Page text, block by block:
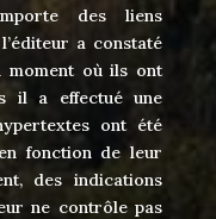
des liens
a constaté
moment où ils ont
il a effectué une
ont été
fonction de leur
des indications
ne contrôle pas